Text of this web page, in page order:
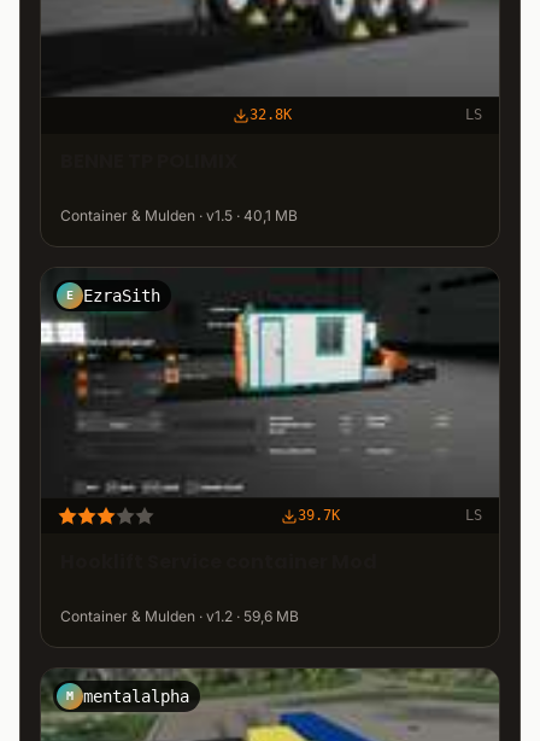
32.8K LS
Container & Mulden · v1.5 · 40,1 MB
E EzraSith
39.7K LS
Container & Mulden · v1.2 · 59,6 MB
M mentalalpha